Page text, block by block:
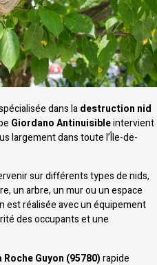
dans ladestruction nid
Giordano Antinuisibleintervient
largement dans toute l’Île-de-
sur différents types de nids,
un arbre, un mur ou un espace
est réalisée avec un équipement
des occupants et une
Guyon (95780)rapide